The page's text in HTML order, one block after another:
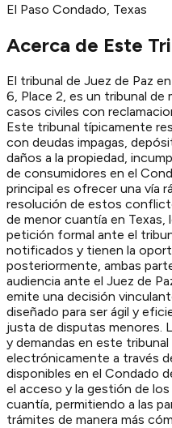
El Paso Condado, Texas
Acerca de Este
El tribunal de Juez de Paz
6, Place 2, es un tribunal de
casos civiles con
Este tribunal típicamente
con deudas impagas,
daños a la propiedad,
de consumidores en el
principal es ofrecer una vía
resolución de estos
de menor cuantía en
petición formal ante el
notificados y tienen la
posteriormente, ambas
audiencia ante el Juez de
emite una decisión
diseñado para ser ágil y
justa de disputas menores.
y demandas en este tribunal
electrónicamente a través
disponibles en el Condado
el acceso y la gestión de
cuantía, permitiendo a las
trámites de manera más